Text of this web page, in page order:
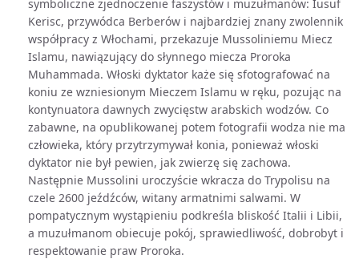
symboliczne zjednoczenie faszystów i muzułmanów: Iusuf
Kerisc, przywódca Berberów i najbardziej znany zwolennik
współpracy z Włochami, przekazuje Mussoliniemu Miecz
Islamu, nawiązujący do słynnego miecza Proroka
Muhammada. Włoski dyktator każe się sfotografować na
koniu ze wzniesionym Mieczem Islamu w ręku, pozując na
kontynuatora dawnych zwycięstw arabskich wodzów. Co
zabawne, na opublikowanej potem fotografii wodza nie ma
człowieka, który przytrzymywał konia, ponieważ włoski
dyktator nie był pewien, jak zwierzę się zachowa.
Następnie Mussolini uroczyście wkracza do Trypolisu na
czele 2600 jeźdźców, witany armatnimi salwami. W
pompatycznym wystąpieniu podkreśla bliskość Italii i Libii,
a muzułmanom obiecuje pokój, sprawiedliwość, dobrobyt i
respektowanie praw Proroka.